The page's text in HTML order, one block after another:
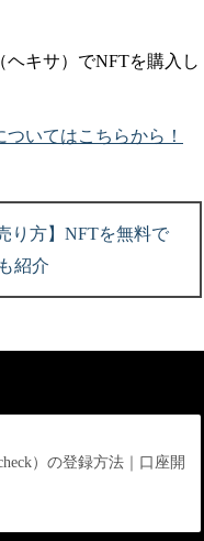
キサ）でNFTを購入し
いてはこちらから！
り方】NFTを無料で
紹介
）の登録方法｜口座開